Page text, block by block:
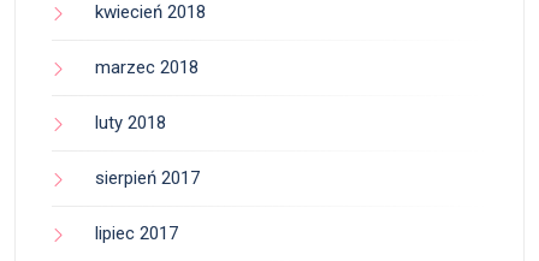
kwiecień 2018
marzec 2018
luty 2018
sierpień 2017
lipiec 2017